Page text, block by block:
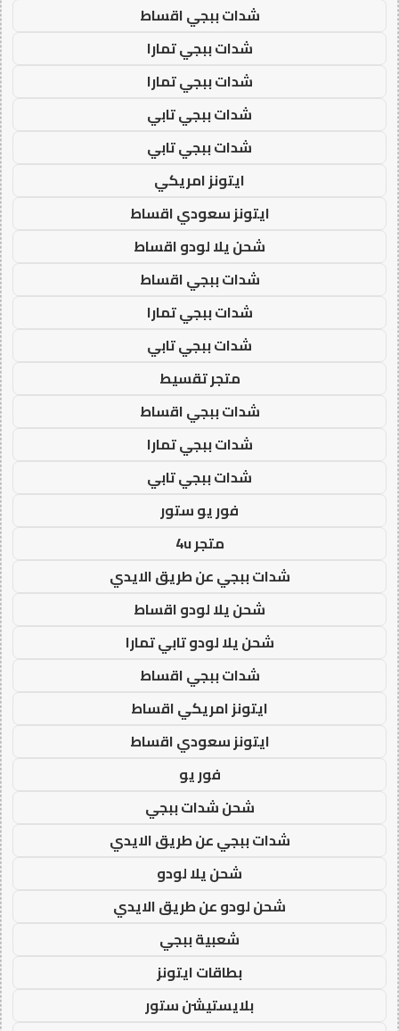
شدات ببجي اقساط
شدات ببجي تمارا
شدات ببجي تمارا
شدات ببجي تابي
شدات ببجي تابي
ايتونز امريكي
ايتونز سعودي اقساط
شحن يلا لودو اقساط
شدات ببجي اقساط
شدات ببجي تمارا
شدات ببجي تابي
متجر تقسيط
شدات ببجي اقساط
شدات ببجي تمارا
شدات ببجي تابي
فور يو ستور
متجر 4u
شدات ببجي عن طريق الايدي
شحن يلا لودو اقساط
شحن يلا لودو تابي تمارا
شدات ببجي اقساط
ايتونز امريكي اقساط
ايتونز سعودي اقساط
فور يو
شحن شدات ببجي
شدات ببجي عن طريق الايدي
شحن يلا لودو
شحن لودو عن طريق الايدي
شعبية ببجي
بطاقات ايتونز
بلايستيشن ستور